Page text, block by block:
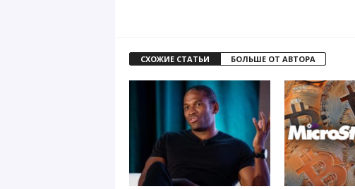
СХОЖИЕ СТАТЬИ БОЛЬШЕ ОТ АВТОРА